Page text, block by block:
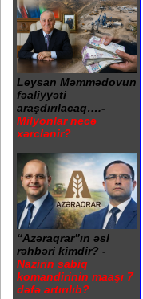
Leysan Məmmədovun
fəaliyyəti
araşdırılacaq….-
Milyonlar necə
xərclənir?
“Azəraqrar”ın əsl
rəhbəri kimdir? -
Nazirin sabiq
komandirinin maaşı 7
dəfə artırılıb?